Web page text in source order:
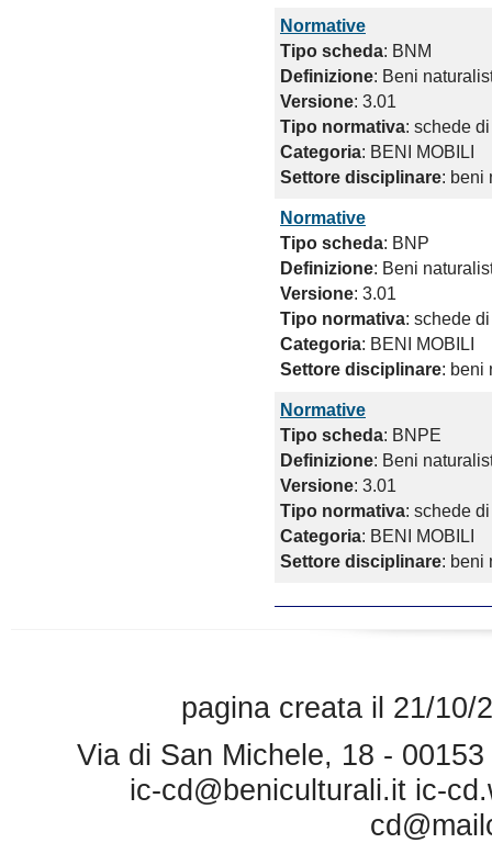
Normative
Tipo scheda: BNM
Definizione: Beni
Versione: 3.01
Tipo normativa: schede
Categoria: BENI MOBILI
Settore disciplinare: beni
Normative
Tipo scheda: BNP
Definizione: Beni
Versione: 3.01
Tipo normativa: schede
Categoria: BENI MOBILI
Settore disciplinare: beni
Normative
Tipo scheda: BNPE
Definizione: Beni
Versione: 3.01
Tipo normativa: schede
Categoria: BENI MOBILI
Settore disciplinare: beni
pagina creata il 21/10/
Via di San Michele, 18 -
ic-cd@beniculturali.it ic-